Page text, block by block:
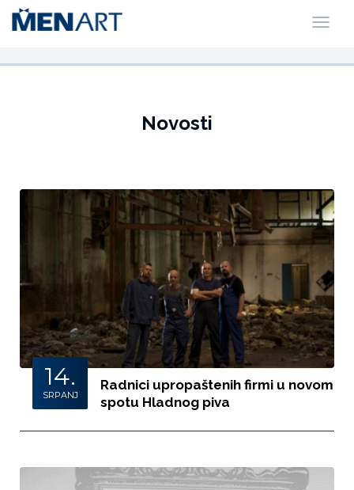
Novosti
14.
SRPANJ
Radnici upropaštenih firmi u novom
spotu Hladnog piva